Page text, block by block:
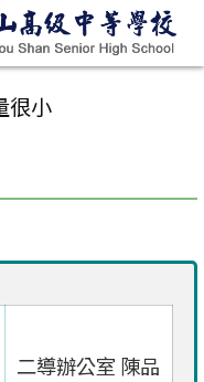
很小
二導辦公室 陳品